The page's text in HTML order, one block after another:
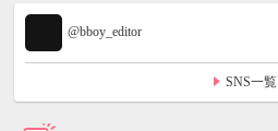
@bboy_editor
SNS一覧